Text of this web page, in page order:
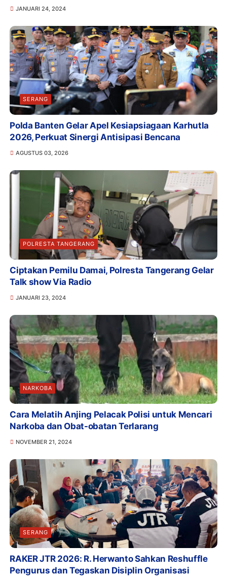
JANUARI 24, 2024
SERANG
Polda Banten Gelar Apel Kesiapsiagaan Karhutla
2026, Perkuat Sinergi Antisipasi Bencana
AGUSTUS 03, 2026
POLRESTA TANGERANG
Ciptakan Pemilu Damai, Polresta Tangerang Gelar
Talk show Via Radio
JANUARI 23, 2024
NARKOBA
Cara Melatih Anjing Pelacak Polisi untuk Mencari
Narkoba dan Obat-obatan Terlarang
NOVEMBER 21, 2024
SERANG
RAKER JTR 2026: R. Herwanto Sahkan Reshuffle
Pengurus dan Tegaskan Disiplin Organisasi